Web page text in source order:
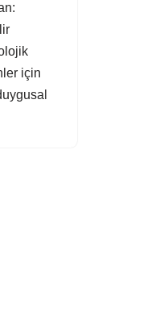
için